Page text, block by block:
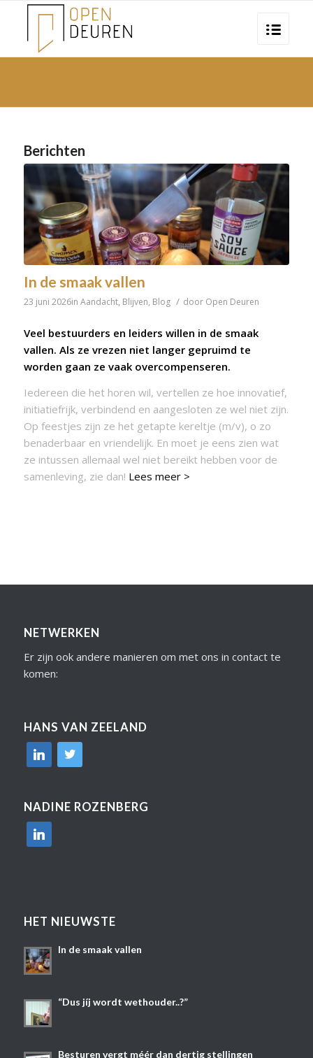
Berichten
In de smaak vallen
23 juni 2026in Aandacht, Blijven, Blog / door Open Deuren
Veel bestuurders en leiders willen in de smaak
vallen. Als ze vrezen niet langer gepruimd te
worden gaan ze vaak overcompenseren.
Iedereen die het horen wil, vertellen ze hoe innovatief,
initiatiefrijk, verbindend en aangesloten ze wel niet zijn.
Op feestjes zijn ze het getapte kereltje (m/v), o zo
benaderbaar en vriendelijk. En moet je eens zien wat
ze intussen allemaal wel niet bereikt hebben voor de
samenleving, zie dan! Lees meer >
NETWERKEN
Er zijn ook andere manieren om met ons in contact te
komen:
HANS VAN ZEELAND
linkedin
twitter
NADINE ROZENBERG
linkedin
HET NIEUWSTE
In de smaak vallen
“Dus jíj wordt wethouder..?”
Besturen vergt méér dan dertig stellingen